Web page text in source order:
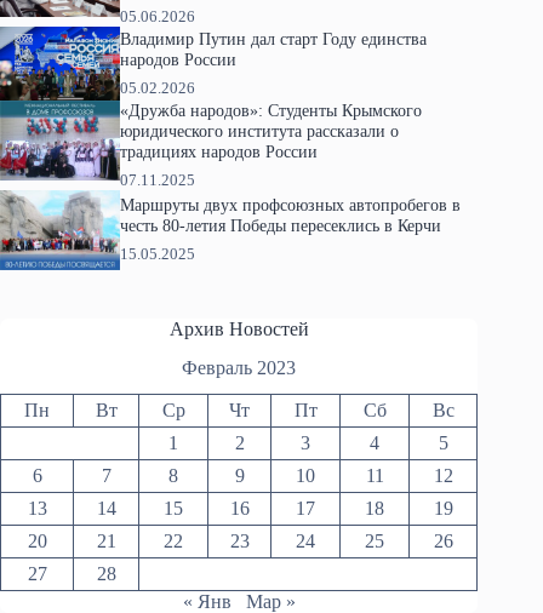
05.06.2026
Владимир Путин дал старт Году единства
народов России
05.02.2026
«Дружба народов»: Студенты Крымского
юридического института рассказали о
традициях народов России
07.11.2025
Маршруты двух профсоюзных автопробегов в
честь 80-летия Победы пересеклись в Керчи
15.05.2025
Архив Новостей
Февраль 2023
Пн Вт Ср Чт Пт Сб
Вс
1
2 3 4
5
6
7 8 9 10 11
12
13
14 15 16 17 18
19
20
21 22 23 24 25
26
27
28
« Янв
Мар »